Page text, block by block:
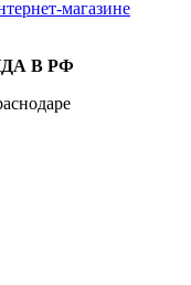
В РФ